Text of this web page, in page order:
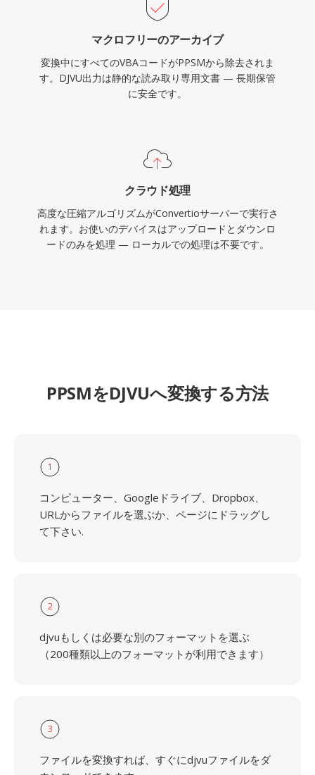
マクロフリーのアーカイブ
変換中にすべてのVBAコードがPPSMから除去されま
す。DJVU出力は静的な読み取り専用文書 — 長期保管
に安全です。
クラウド処理
高度な圧縮アルゴリズムがConvertioサーバーで実行さ
れます。お使いのデバイスはアップロードとダウンロ
ードのみを処理 — ローカルでの処理は不要です。
PPSMをDJVUへ変換する方法
1
コンピューター、Googleドライブ、Dropbox、
URLからファイルを選ぶか、ページにドラッグし
て下さい.
2
djvuもしくは必要な別のフォーマットを選ぶ
（200種類以上のフォーマットが利用できます）
3
ファイルを変換すれば、すぐにdjvuファイルをダ